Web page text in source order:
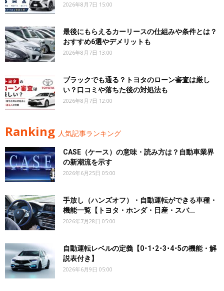
2026年8月7日 15:00
最後にもらえるカーリースの仕組みや条件とは？
おすすめ6選やデメリットも
2026年8月7日 13:00
ブラックでも通る？トヨタのローン審査は厳し
い？口コミや落ちた後の対処法も
2026年8月7日 12:00
Ranking 人気記事ランキング
CASE（ケース）の意味・読み方は？自動車業界
の新潮流を示す
2026年6月25日 05:00
手放し（ハンズオフ）・自動運転ができる車種・
機能一覧【トヨタ・ホンダ・日産・スバ...
2026年7月28日 05:00
自動運転レベルの定義【0･1･2･3･4･5の機能・解
説表付き】
2026年6月9日 05:00